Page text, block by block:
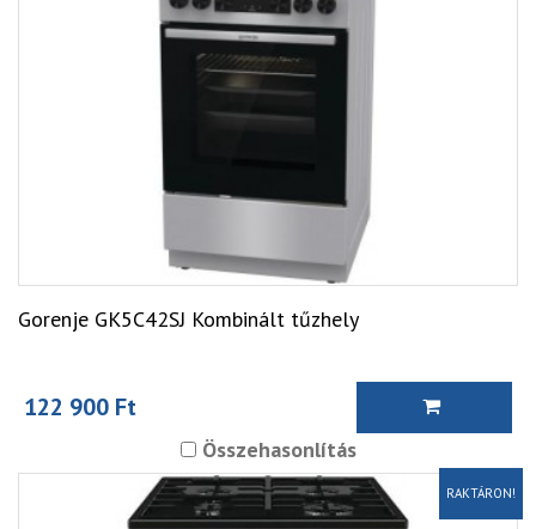
Gorenje GK5C42SJ Kombinált tűzhely
122 900 Ft
Összehasonlítás
RAKTÁRON!